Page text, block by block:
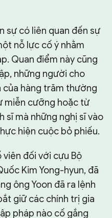
sự có liên quan đến sự
nỗ lực cố ý nhằm
Quan điểm này cũng
những người cho
của hàng trăm thường
miễn cưỡng hoặc từ
sĩ mà những nghị sĩ vào
hiện cuộc bỏ phiếu.
đối với cựu Bộ
Kim Yong-hyun, đã
ông Yoon đã ra lệnh
giữ các chính trị gia
pháp nào cố gắng